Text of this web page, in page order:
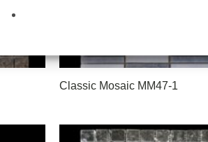
Classic Mosaic MM47-1